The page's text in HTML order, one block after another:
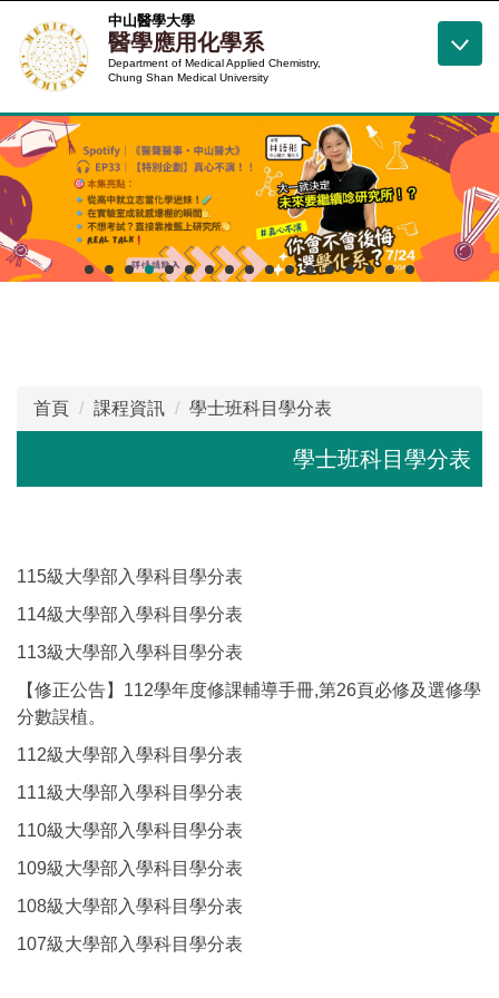
到
主
內
容
區
中山醫學大學
醫學應用化學系
Department of Medical Applied Chemistry,
Chung Shan Medical University
首頁 課程資訊 學士班科目學分表
學士班科目學分表
115級大學部入學科目學分表
114級大學部入學科目學分表
113級大學部入學科目學分表
【修正公告】112學年度修課輔導手冊,第26頁必修及選修學
分數誤植。
112級大學部入學科目學分表
111級大學部入學科目學分表
110級大學部入學科目學分表
109級大學部入學科目學分表
108級大學部入學科目學分表
107級大學部入學科目學分表